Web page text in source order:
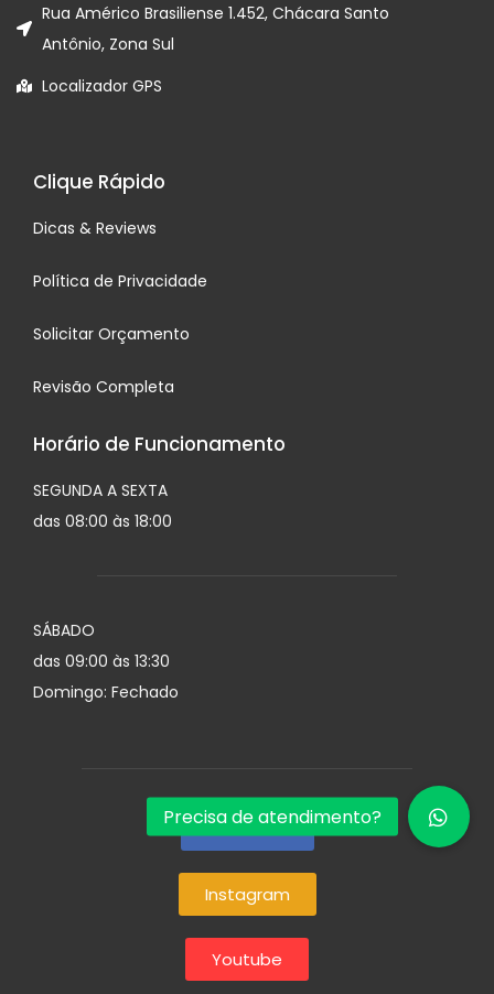
Rua Américo Brasiliense 1.452, Chácara Santo
Antônio, Zona Sul
Localizador GPS
Clique Rápido
Dicas & Reviews
Política de Privacidade
Solicitar Orçamento
Revisão Completa
Horário de Funcionamento
SEGUNDA A SEXTA
das 08:00 às 18:00
SÁBADO
das 09:00 às 13:30
Domingo: Fechado
Facebook
Instagram
Youtube